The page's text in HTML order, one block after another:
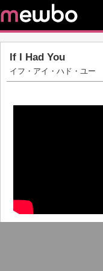
If I Had You
イフ・アイ・ハド・ユー